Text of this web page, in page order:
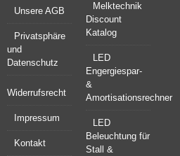
Unsere AGB
Privatsphäre
und
Datenschutz
Widerrufsrecht
Impressum
Kontakt
Melktechnik
Discount
Katalog
LED
Engergiespar-
&
Amortisationsrechner
LED
Beleuchtung für
Stall &